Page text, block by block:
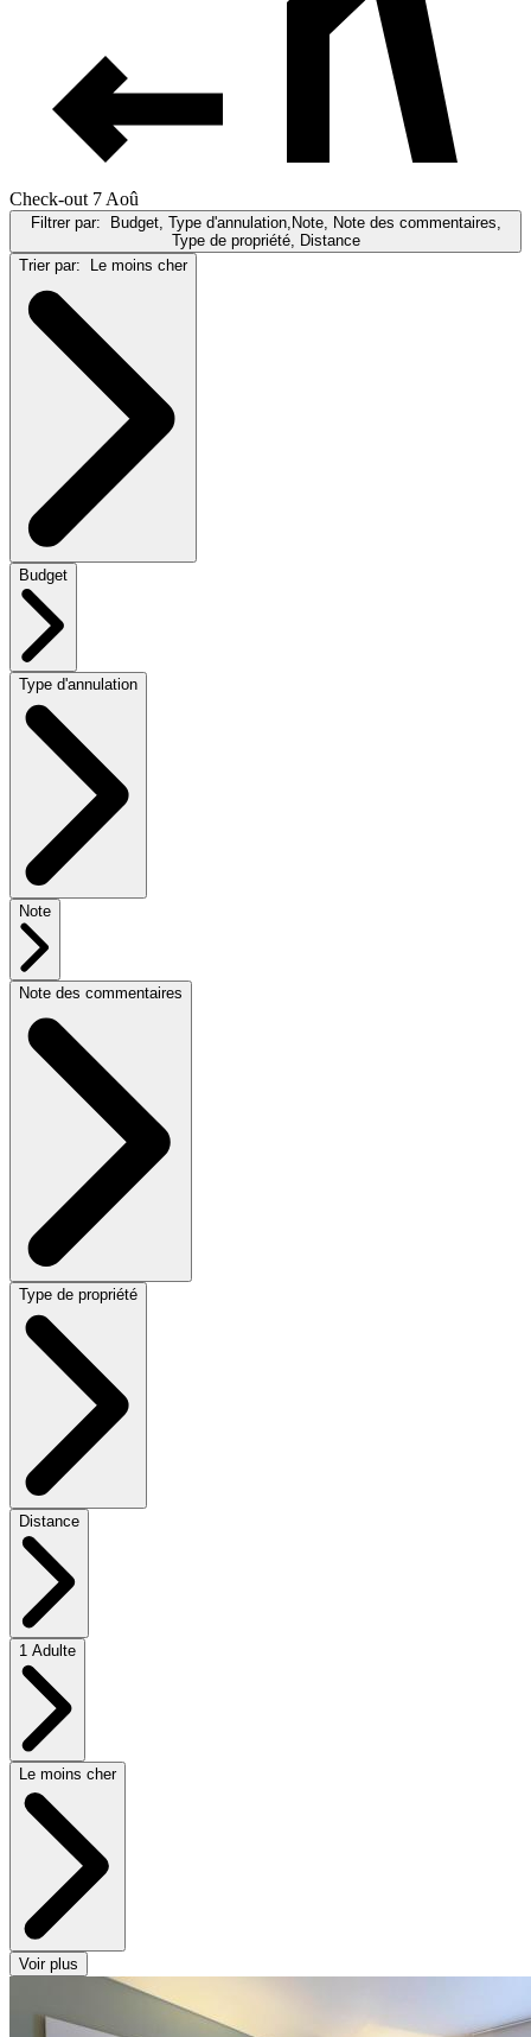
Check-out 7 Aoû
Filtrer par:
Budget, Type d'annulation,Note, Note des commentaires,
Type de propriété, Distance
Trier par:
Le moins cher
Budget
Type d'annulation
Note
Note des commentaires
Type de propriété
Distance
1 Adulte
Le moins cher
Voir plus